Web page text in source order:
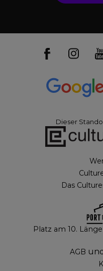
Dieser
Das
Platz am 10.
AGB und